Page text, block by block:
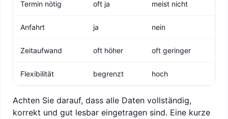
Termin nötig oft ja meist nicht
Anfahrt ja nein
Zeitaufwand oft höher oft geringer
Flexibilität begrenzt hoch
Achten Sie darauf, dass alle Daten vollständig,
korrekt und gut lesbar eingetragen sind. Eine kurze